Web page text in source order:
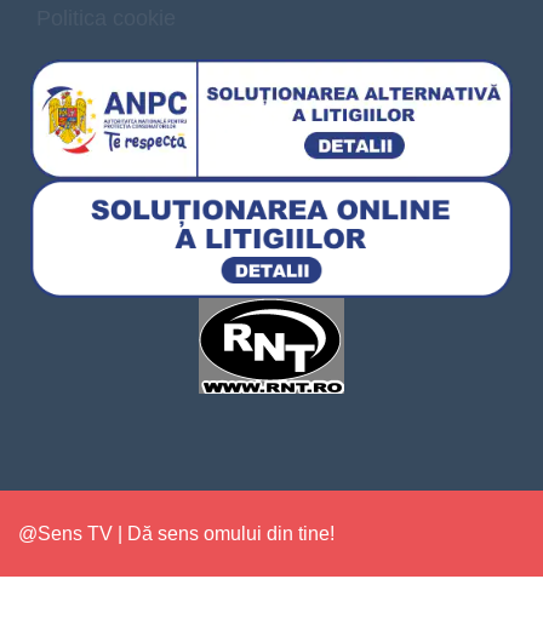
@Sens TV | Dă sens omului din tine!